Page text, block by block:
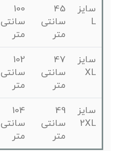
سایز
45
سانتی
سانتی
سایز
47
سانتی
سانتی
سایز
2XL
49
سانتی
سانتی